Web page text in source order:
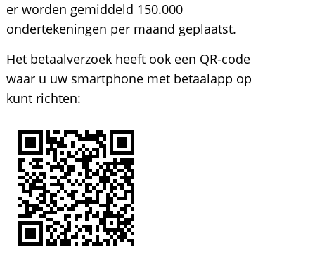
er worden gemiddeld 150.000
ondertekeningen per maand geplaatst.
Het betaalverzoek heeft ook een QR-code
waar u uw smartphone met betaalapp op
kunt richten: